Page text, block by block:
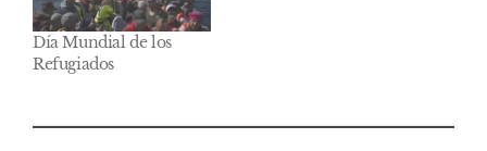
Día Mundial de los
Refugiados